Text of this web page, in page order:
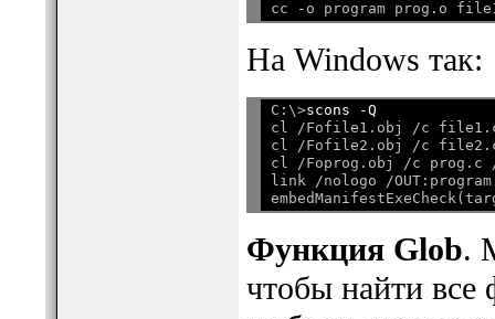
На Windows так:
C:\>scons -Q
cl /Fofile1.obj /c
cl /Fofile2.obj /c
cl /Foprog.obj /c prog.c
link /nologo /
Функция Glob.
чтобы найти